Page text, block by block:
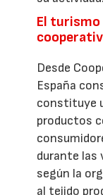
El turismo
Desde
España
constituye
productos
durante las
según la
al tejido